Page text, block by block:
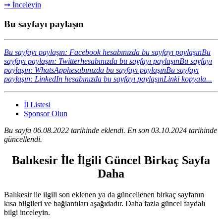
➞ İnceleyin
Bu sayfayı paylaşın
Bu sayfayı paylaşın: Facebook hesabınızda bu sayfayı paylaşınBu
sayfayı paylaşın: Twitterhesabınızda bu sayfayı paylaşınBu sayfayı
paylaşın: WhatsApphesabınızda bu sayfayı paylaşınBu sayfayı
paylaşın: LinkedIn hesabınızda bu sayfayı paylaşınLinki kopyala...
İl Listesi
Sponsor Olun
Bu sayfa 06.08.2022 tarihinde eklendi. En son 03.10.2024 tarihinde
güncellendi.
Balıkesir İle İlgili Güncel Birkaç Sayfa
Daha
Balıkesir ile ilgili son eklenen ya da güncellenen birkaç sayfanın
kısa bilgileri ve bağlantıları aşağıdadır. Daha fazla güncel faydalı
bilgi inceleyin.